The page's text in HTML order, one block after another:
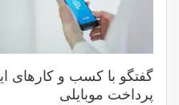
گفتگو با کسب و کارهای
پرداخت موبایلی